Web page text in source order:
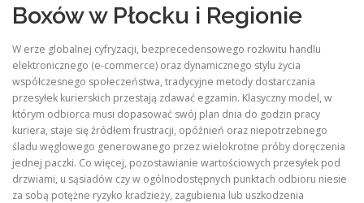
Boxów w Płocku i Regionie
W erze globalnej cyfryzacji, bezprecedensowego rozkwitu handlu
elektronicznego (e-commerce) oraz dynamicznego stylu życia
współczesnego społeczeństwa, tradycyjne metody dostarczania
przesyłek kurierskich przestają zdawać egzamin. Klasyczny model, w
którym odbiorca musi dopasować swój plan dnia do godzin pracy
kuriera, staje się źródłem frustracji, opóźnień oraz niepotrzebnego
śladu węglowego generowanego przez wielokrotne próby doręczenia
jednej paczki. Co więcej, pozostawianie wartościowych przesyłek pod
drzwiami, u sąsiadów czy w ogólnodostępnych punktach odbioru niesie
za sobą potężne ryzyko kradzieży, zagubienia lub uszkodzenia